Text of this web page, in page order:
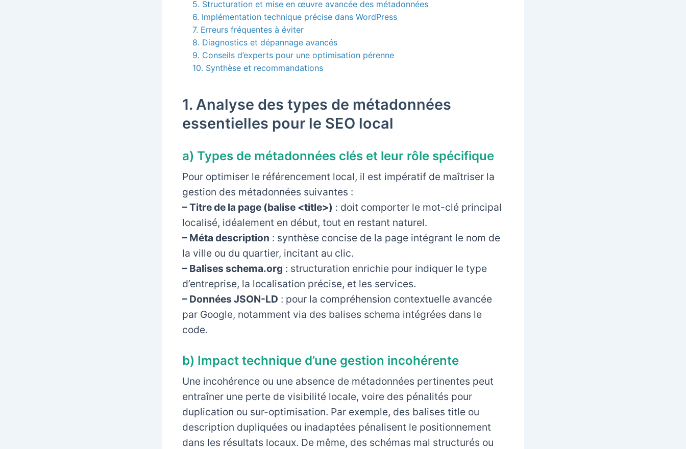
5. Structuration et mise en œuvre avancée des métadonnées
6. Implémentation technique précise dans WordPress
7. Erreurs fréquentes à éviter
8. Diagnostics et dépannage avancés
9. Conseils d’experts pour une optimisation pérenne
10. Synthèse et recommandations
1. Analyse des types de métadonnées
essentielles pour le SEO local
a) Types de métadonnées clés et leur rôle spécifique
Pour optimiser le référencement local, il est impératif de maîtriser la
gestion des métadonnées suivantes :
– Titre de la page (balise <title>) : doit comporter le mot-clé principal
localisé, idéalement en début, tout en restant naturel.
– Méta description : synthèse concise de la page intégrant le nom de
la ville ou du quartier, incitant au clic.
– Balises schema.org : structuration enrichie pour indiquer le type
d’entreprise, la localisation précise, et les services.
– Données JSON-LD : pour la compréhension contextuelle avancée
par Google, notamment via des balises schema intégrées dans le
code.
b) Impact technique d’une gestion incohérente
Une incohérence ou une absence de métadonnées pertinentes peut
entraîner une perte de visibilité locale, voire des pénalités pour
duplication ou sur-optimisation. Par exemple, des balises title ou
description dupliquées ou inadaptées pénalisent le positionnement
dans les résultats locaux. De même, des schémas mal structurés ou